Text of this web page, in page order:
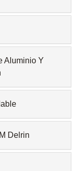
Aluminio Y
Delrin